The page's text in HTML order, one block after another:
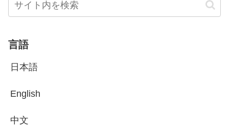
言語
日本語
English
中文